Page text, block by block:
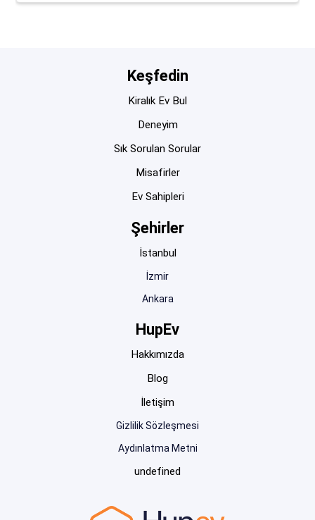
Keşfedin
Kiralık Ev Bul
Deneyim
Sık Sorulan Sorular
Misafirler
Ev Sahipleri
Şehirler
İstanbul
İzmir
Ankara
HupEv
Hakkımızda
Blog
İletişim
Gizlilik Sözleşmesi
Aydınlatma Metni
undefined